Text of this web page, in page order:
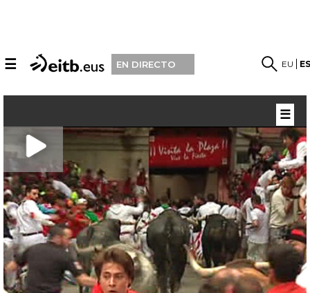
☰ EN DIRECTO EU
☰